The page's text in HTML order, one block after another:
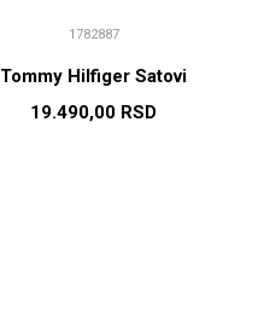
1782887
Tommy Hilfiger Satovi
19.490,00 RSD